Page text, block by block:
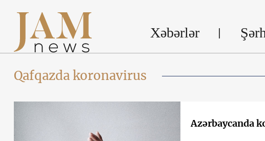
Xəbərlər Şərh
Qafqazda koronavirus
Azərbaycanda